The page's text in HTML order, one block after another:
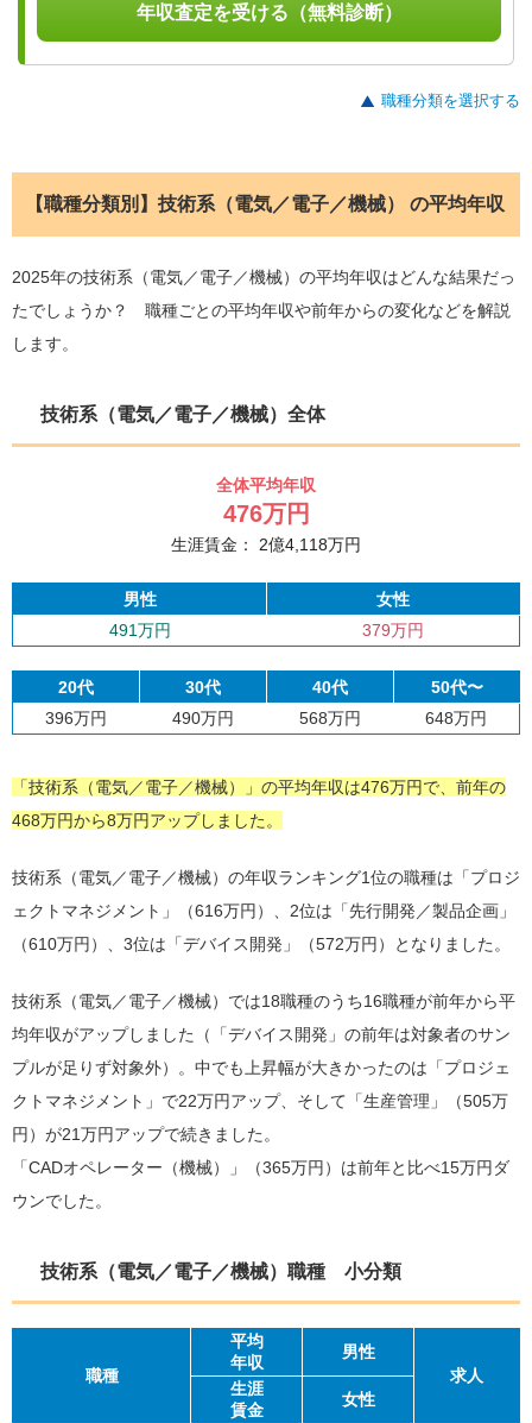
年収査定を受ける（無料診断）
職種分類を選択する
【職種分類別】技術系（電気／電子／機械） の平均年収
2025年の技術系（電気／電子／機械）の平均年収はどんな結果だっ
たでしょうか？ 職種ごとの平均年収や前年からの変化などを解説
します。
技術系（電気／電子／機械）全体
全体平均年収
476万円
生涯賃金： 2億4,118万円
男性
女性
491万円
379万円
20代 30代 40代
50代〜
396万円
490万円 568万円 648万円
「技術系（電気／電子／機械）」の平均年収は476万円で、前年の
468万円から8万円アップしました。
技術系（電気／電子／機械）の年収ランキング1位の職種は「プロジ
ェクトマネジメント」（616万円）、2位は「先行開発／製品企画」
（610万円）、3位は「デバイス開発」（572万円）となりました。
技術系（電気／電子／機械）では18職種のうち16職種が前年から平
均年収がアップしました（「デバイス開発」の前年は対象者のサン
プルが足りず対象外）。中でも上昇幅が大きかったのは「プロジェ
クトマネジメント」で22万円アップ、そして「生産管理」（505万
円）が21万円アップで続きました。
「CADオペレーター（機械）」（365万円）は前年と比べ15万円ダ
ウンでした。
技術系（電気／電子／機械）職種 小分類
職種
平均
年収
男性
求人
生涯
賃金
女性